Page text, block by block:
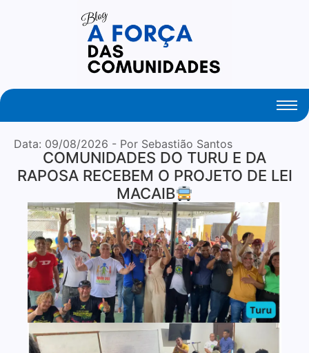
Data: 09/08/2026 - Por Sebastião Santos
COMUNIDADES DO TURU E DA
RAPOSA RECEBEM O PROJETO DE LEI
MACAIB